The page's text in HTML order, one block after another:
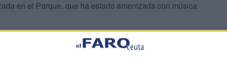
en el Parque, que ha estado amenizada con música